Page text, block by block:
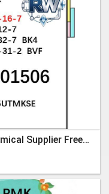
Wholesale PMK 28578-16-7 Chemical Supplier Free 1kg Sample